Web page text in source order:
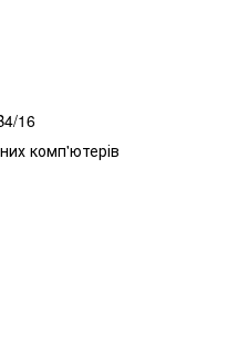
16
комп'ютерів